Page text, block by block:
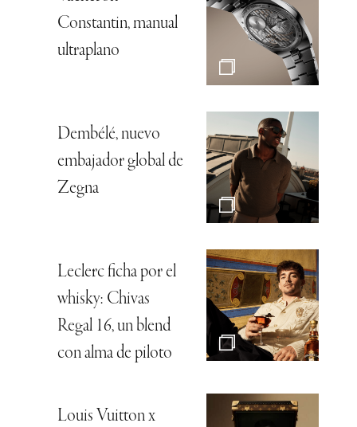
Constantin, manual
ultraplano
Dembélé, nuevo
embajador global de
Zegna
Leclerc ficha por el
whisky: Chivas
Regal 16, un blend
con alma de piloto
Louis Vuitton x